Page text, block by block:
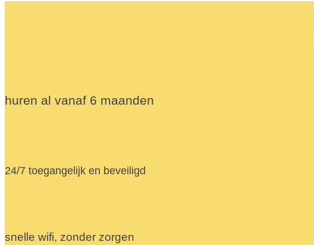
huren al vanaf 6 maanden
24/7 toegangelijk en beveiligd
snelle wifi, zonder zorgen